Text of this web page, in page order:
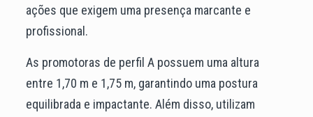
ações que exigem uma presença marcante e
profissional.
As promotoras de perfil A possuem uma altura
entre 1,70 m e 1,75 m, garantindo uma postura
equilibrada e impactante. Além disso, utilizam